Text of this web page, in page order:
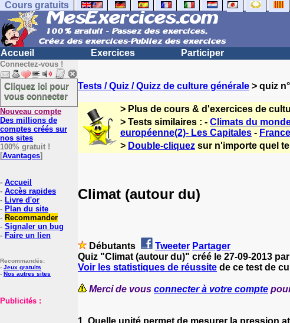
Cours gratuits
Accueil Exercices Participer
Connectez-vous !
Cliquez ici pour
vous connecter
Nouveau compte
Des millions de
comptes créés sur
nos sites
100% gratuit !
[Avantages]
- Accueil
- Accès rapides
- Livre d'or
- Plan du site
- Recommander
- Signaler un bug
- Faire un lien
Recommandés:
- Jeux gratuits
- Nos autres sites
Publicités :
Tests / Quiz / Quizz de culture générale > quiz
> Plus de cours & d'exercices de
> Tests similaires : - Climats du
européenne(2)- Les Capitales -
> Double-cliquez sur n'importe quel
Climat (autour du)
Débutants Tweeter Partager
Quiz "Climat (autour du)" créé le 27-09-2013 par
Voir les statistiques de réussite de ce test de
Merci de vous connecter à votre compte
1. Quelle unité permet de mesurer la pression